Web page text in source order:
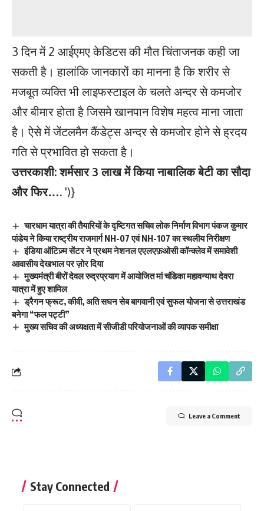
3 दिन में 2 आईएमए केडिटस की मौत चिंताजनक कही जा
सकती है। हालांकि जानकारों का मानना है कि शरीर से
मजबूत व्यक्ति भी लाइफस्टाइल के चलते अन्दर से कमजोर
और बीमार होता है जिसमे खानपान विशेष महत्व माना जाता
है। ऐसे में जेंटलमैन कैंडेट्स अन्दर से कमजोर होने से ह्रदय
गति से प्रभावित हो सकता है।
उत्तरकाशी: शर्मसार 3 लाख में किया नाबालिक बेटी का सौदा
और फिर…. ')}
चारधाम यात्रा की तैयारियों के दृष्टिगत सचिव लोक निर्माण विभाग पंकज कुमार
पांडेय ने किया राष्ट्रीय राजमार्ग NH-07 एवं NH-107 का स्थलीय निरीक्षण
इंडिया ऑटिज़्म सेंटर ने प्रथम नेशनल एएलएफ़ओसी कॉन्क्लेव में समावेशी
आवासीय देखभाल पर ज़ोर दिया
मुख्यमंत्री बीरों देवल रुद्रप्रयाग में आयोजित मां चंडिका महावन्याथ देवरा
यात्रा में हुए शामिल
ड्रैगन फ्रूट, कीवी, अति सघन सेब बागवानी एवं सुफल योजना से उत्तराखंड
बनेगा “फल पट्टी”
मुख्य सचिव की अध्यक्षता में सीजीडी परियोजनाओं की व्यापक समीक्षा
Leave a Comment
Stay Connected